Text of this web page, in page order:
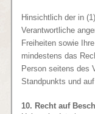
Hinsichtlich der in
Verantwortliche
Freiheiten sowie
mindestens das
Person seitens des
Standpunkts und
10. Recht auf